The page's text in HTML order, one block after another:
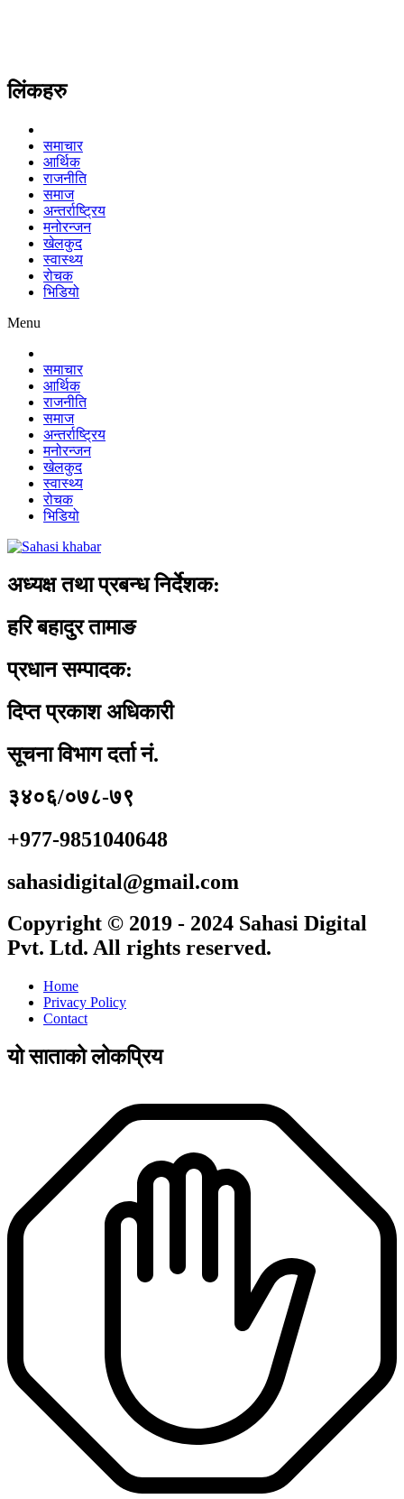
लिंकहरु
समाचार
आर्थिक
राजनीति
समाज
अन्तर्राष्ट्रिय
मनोरन्जन
खेलकुद
स्वास्थ्य
रोचक
भिडियो
Menu
समाचार
आर्थिक
राजनीति
समाज
अन्तर्राष्ट्रिय
मनोरन्जन
खेलकुद
स्वास्थ्य
रोचक
भिडियो
अध्यक्ष तथा प्रबन्ध निर्देशक:
हरि बहादुर तामाङ
प्रधान सम्पादक:
दिप्त प्रकाश अधिकारी
सूचना विभाग दर्ता नं.
३४०६/०७८-७९
+977-9851040648
sahasidigital@gmail.com
Copyright © 2019 - 2024 Sahasi Digital
Pvt. Ltd. All rights reserved.
Home
Privacy Policy
Contact
यो साताको लोकप्रिय